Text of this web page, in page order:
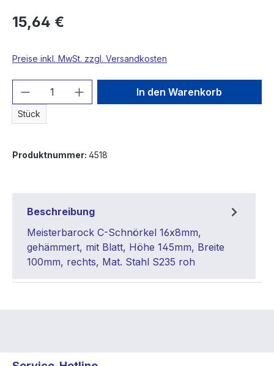
15,64 €
Preise inkl. MwSt. zzgl. Versandkosten
Produkt Anzahl: Gib den
Stück
In den Warenkorb
Produktnummer: 4518
Beschreibung
Meisterbarock C-Schnörkel 16x8mm,
gehämmert, mit Blatt, Höhe 145mm, Breite
100mm, rechts, Mat. Stahl S235 roh